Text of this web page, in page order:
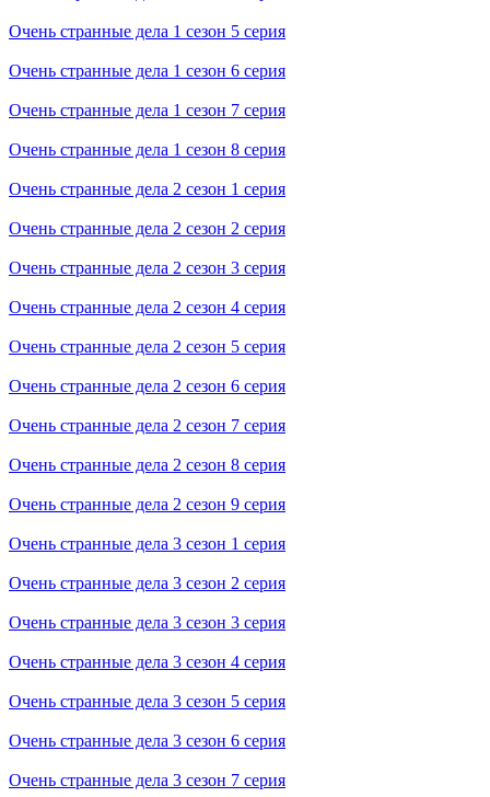
Очень странные дела 1 cезон 5 cерия
Очень странные дела 1 cезон 6 cерия
Очень странные дела 1 cезон 7 cерия
Очень странные дела 1 cезон 8 cерия
Очень странные дела 2 cезон 1 cерия
Очень странные дела 2 cезон 2 cерия
Очень странные дела 2 cезон 3 cерия
Очень странные дела 2 cезон 4 cерия
Очень странные дела 2 cезон 5 cерия
Очень странные дела 2 cезон 6 cерия
Очень странные дела 2 cезон 7 cерия
Очень странные дела 2 cезон 8 cерия
Очень странные дела 2 cезон 9 cерия
Очень странные дела 3 cезон 1 cерия
Очень странные дела 3 cезон 2 cерия
Очень странные дела 3 cезон 3 cерия
Очень странные дела 3 cезон 4 cерия
Очень странные дела 3 cезон 5 cерия
Очень странные дела 3 cезон 6 cерия
Очень странные дела 3 cезон 7 cерия